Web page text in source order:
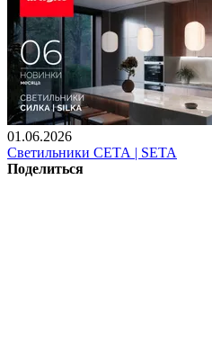
01.06.2026
Светильники СЕТА | SETA
Поделиться